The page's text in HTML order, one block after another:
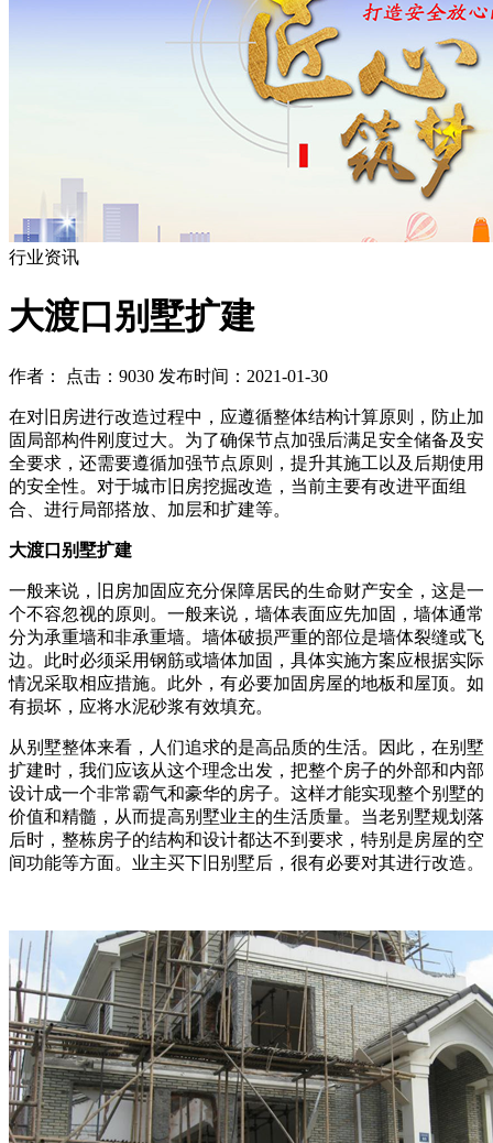
行业资讯
大渡口别墅扩建
作者： 点击：9030 发布时间：2021-01-30
在对旧房进行改造过程中，应遵循整体结构计算原则，防止加
固局部构件刚度过大。为了确保节点加强后满足安全储备及安
全要求，还需要遵循加强节点原则，提升其施工以及后期使用
的安全性。对于城市旧房挖掘改造，当前主要有改进平面组
合、进行局部搭放、加层和扩建等。
大渡口别墅扩建
一般来说，旧房加固应充分保障居民的生命财产安全，这是一
个不容忽视的原则。一般来说，墙体表面应先加固，墙体通常
分为承重墙和非承重墙。墙体破损严重的部位是墙体裂缝或飞
边。此时必须采用钢筋或墙体加固，具体实施方案应根据实际
情况采取相应措施。此外，有必要加固房屋的地板和屋顶。如
有损坏，应将水泥砂浆有效填充。
从别墅整体来看，人们追求的是高品质的生活。因此，在别墅
扩建时，我们应该从这个理念出发，把整个房子的外部和内部
设计成一个非常霸气和豪华的房子。这样才能实现整个别墅的
价值和精髓，从而提高别墅业主的生活质量。当老别墅规划落
后时，整栋房子的结构和设计都达不到要求，特别是房屋的空
间功能等方面。业主买下旧别墅后，很有必要对其进行改造。